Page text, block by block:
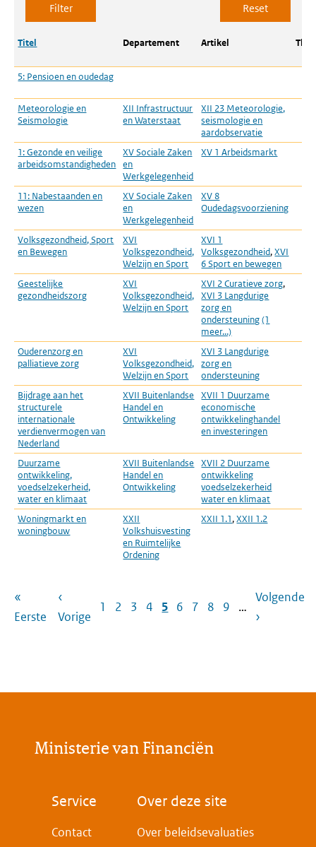
Titel Departement Artikel
5: Pensioen en oudedag
Meteorologie en
Seismologie
XII Infrastructuur
en Waterstaat
XII 23 Meteorologie,
seismologie en
aardobservatie
1: Gezonde en veilige
arbeidsomstandigheden
XV Sociale Zaken
en
Werkgelegenheid
XV 1 Arbeidsmarkt
11: Nabestaanden en
wezen
XV Sociale Zaken
en
Werkgelegenheid
XV 8
Oudedagsvoorziening
Volksgezondheid, Sport
en Bewegen
XVI
Volksgezondheid,
Welzijn en Sport
XVI 1
Volksgezondheid,XVI
6 Sport en bewegen
Geestelijke
gezondheidszorg
XVI
Volksgezondheid,
Welzijn en Sport
XVI 2 Curatieve zorg,
XVI 3 Langdurige
zorg en
ondersteuning (1
meer...)
Ouderenzorg en
palliatieve zorg
XVI
Volksgezondheid,
Welzijn en Sport
XVI 3 Langdurige
zorg en
ondersteuning
Bijdrage aan het
structurele
internationale
verdienvermogen van
Nederland
XVII Buitenlandse
Handel en
Ontwikkeling
XVII 1 Duurzame
economische
ontwikkelinghandel
en investeringen
Duurzame
ontwikkeling,
voedselzekerheid,
water en klimaat
XVII Buitenlandse
Handel en
Ontwikkeling
XVII 2 Duurzame
ontwikkeling
voedselzekerheid
water en klimaat
Woningmarkt en
woningbouw
XXII
Volkshuisvesting
en Ruimtelijke
Ordening
XXII 1.1,XXII 1.2
Paginering
Eerste
pagina
«
Eerste
Vorige
pagina
‹
Vorige
Pagina
1 Pagina
2 Pagina
3 Pagina
4 Pagina
5 Pagina
6 Pagina
7 Pagina
8 Pagina
9 …
Volgende
pagina
Volgende
›
Ministerie van Financiën
Voet
Service
Contact
Over deze site
Over beleidsevaluaties